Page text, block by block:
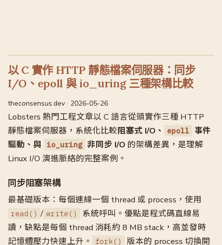
以 C 實作 HTTP 靜態檔案伺服器：同步
I/O、epoll 與 io_uring 三種架構比較
theconsensus.dev · 2026-05-26
Lobsters 熱門工程文章以 C 語言從頭實作三種 HTTP
靜態檔案伺服器，系統化比較阻塞式 I/O、 epoll 事件
驅動、與
io_uring 非同步 I/O 的架構差異，是理解
Linux I/O 演進脈絡的完整案例。
同步阻塞架構
最基礎版本：每個連線一個 thread 或 process，使用
read() / write()
系統呼叫。優點是程式碼直線易
讀，缺點是每個 thread 消耗約 8 MB stack，高並發時
記憶體壓力快速上升。
fork()
版本的 process 切換開